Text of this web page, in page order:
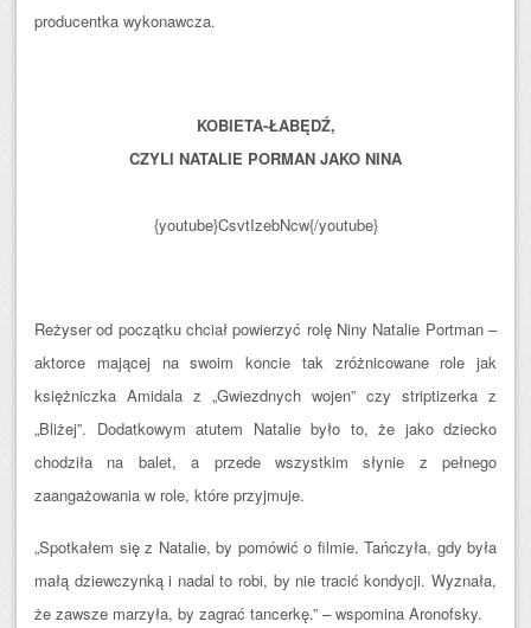
producentka wykonawcza.
KOBIETA-ŁABĘDŹ,
CZYLI NATALIE PORMAN JAKO NINA
{youtube}CsvtIzebNcw{/youtube}
Reżyser od początku chciał powierzyć rolę Niny Natalie Portman –
aktorce mającej na swoim koncie tak zróżnicowane role jak
księżniczka Amidala z „Gwiezdnych wojen” czy striptizerka z
„Bliżej”. Dodatkowym atutem Natalie było to, że jako dziecko
chodziła na balet, a przede wszystkim słynie z pełnego
zaangażowania w role, które przyjmuje.
„Spotkałem się z Natalie, by pomówić o filmie. Tańczyła, gdy była
małą dziewczynką i nadal to robi, by nie tracić kondycji. Wyznała,
że zawsze marzyła, by zagrać tancerkę.” – wspomina Aronofsky.